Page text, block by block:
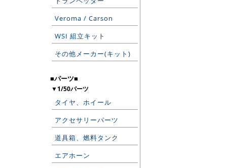
Veroma / Carson
WSI 組立キット
その他メーカー(キット)
■パーツ■
▼1/50パーツ
タイヤ、ホイール
アクセサリーパーツ
道具箱、燃料タンク
エアホーン